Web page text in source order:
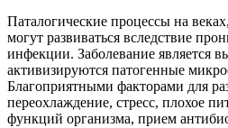
Паталогические процессы на
могут развиваться вследствие
инфекции. Заболевание является
активизируются патогенные
Благоприятными факторами для
переохлаждение, стресс, плохое
функций организма, прием